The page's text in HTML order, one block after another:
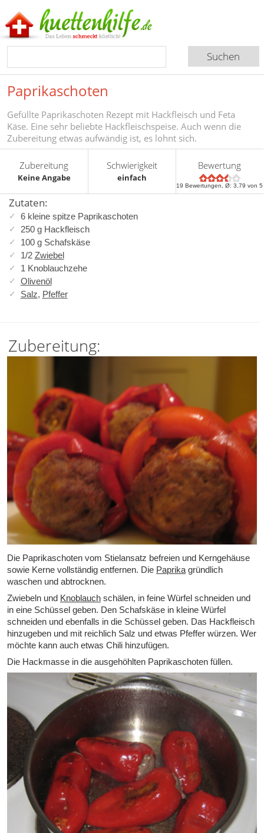
Paprikaschoten
Gefüllte Paprikaschoten Rezept mit Hackfleisch und Feta
Käse. Eine sehr beliebte Hackfleischspeise. Auch wenn die
Zubereitung etwas aufwändig ist, es lohnt sich.
Zubereitung
Keine Angabe
Schwierigkeit
einfach
Bewertung
19 Bewertungen, Ø:3,79 von 5
Zutaten:
6 kleine spitze Paprikaschoten
250 g Hackfleisch
100 g Schafskäse
1/2 Zwiebel
1 Knoblauchzehe
Olivenöl
Salz, Pfeffer
Zubereitung:
Die Paprikaschoten vom Stielansatz befreien und Kerngehäuse
sowie Kerne vollständig entfernen. Die Paprika gründlich
waschen und abtrocknen.
Zwiebeln und Knoblauch schälen, in feine Würfel schneiden und
in eine Schüssel geben. Den Schafskäse in kleine Würfel
schneiden und ebenfalls in die Schüssel geben. Das Hackfleisch
hinzugeben und mit reichlich Salz und etwas Pfeffer würzen. Wer
möchte kann auch etwas Chili hinzufügen.
Die Hackmasse in die ausgehöhlten Paprikaschoten füllen.